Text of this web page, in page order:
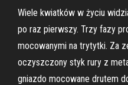
Wiele kwiatków w życiu
po raz pierwszy. Trzy fazy
mocowanymi na trytytki. Za
oczyszczony styk rury z
gniazdo mocowane drutem